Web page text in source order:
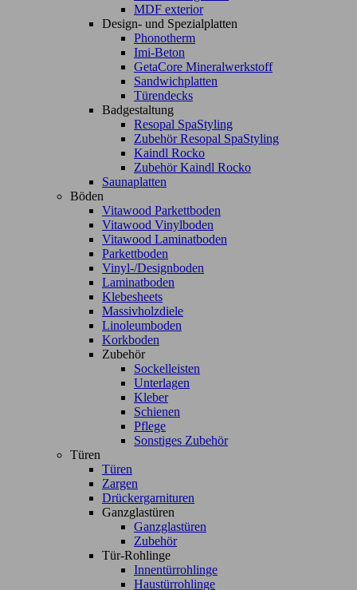
MDF exterior
Design- und Spezialplatten
Phonotherm
Imi-Beton
GetaCore Mineralwerkstoff
Sandwichplatten
Türendecks
Badgestaltung
Resopal SpaStyling
Zubehör Resopal SpaStyling
Kaindl Rocko
Zubehör Kaindl Rocko
Saunaplatten
Böden
Vitawood Parkettboden
Vitawood Vinylboden
Vitawood Laminatboden
Parkettboden
Vinyl-/Designboden
Laminatboden
Klebesheets
Massivholzdiele
Linoleumboden
Korkboden
Zubehör
Sockelleisten
Unterlagen
Kleber
Schienen
Pflege
Sonstiges Zubehör
Türen
Türen
Zargen
Drückergarnituren
Ganzglastüren
Ganzglastüren
Zubehör
Tür-Rohlinge
Innentürrohlinge
Haustürrohlinge